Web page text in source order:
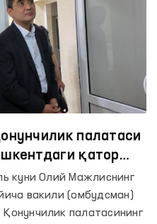
палатаси
қатор
мониторинг
куни Олий Мажлиснинг
вакили (омбудсман)
палатасининг